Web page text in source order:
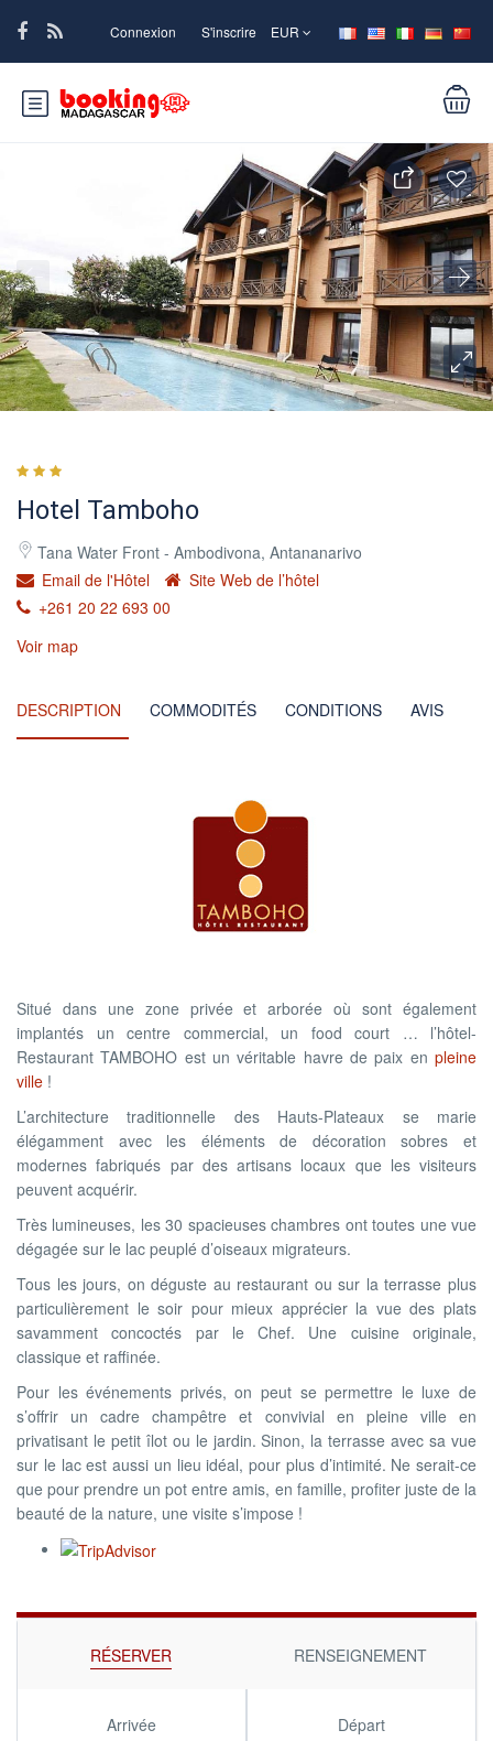
Connexion S'inscrire EUR
Hotel Tamboho
Tana Water Front - Ambodivona, Antananarivo
Email de l'Hôtel
Site Web de l’hôtel
+261 20 22 693 00
Voir map
DESCRIPTION COMMODITÉS CONDITIONS AVIS
Situé dans une zone privée et arborée où sont également
implantés un centre commercial, un food court … l’hôtel-
Restaurant TAMBOHO est un véritable havre de paix en pleine
ville !
L’architecture traditionnelle des Hauts-Plateaux se marie
élégamment avec les éléments de décoration sobres et
modernes fabriqués par des artisans locaux que les visiteurs
peuvent acquérir.
Très lumineuses, les 30 spacieuses chambres ont toutes une vue
dégagée sur le lac peuplé d’oiseaux migrateurs.
Tous les jours, on déguste au restaurant ou sur la terrasse plus
particulièrement le soir pour mieux apprécier la vue des plats
savamment concoctés par le Chef. Une cuisine originale,
classique et raffinée.
Pour les événements privés, on peut se permettre le luxe de
s’offrir un cadre champêtre et convivial en pleine ville en
privatisant le petit îlot ou le jardin. Sinon, la terrasse avec sa vue
sur le lac est aussi un lieu idéal, pour plus d’intimité. Ne serait-ce
que pour prendre un pot entre amis, en famille, profiter juste de la
beauté de la nature, une visite s’impose !
RÉSERVER RENSEIGNEMENT
Arrivée
Départ